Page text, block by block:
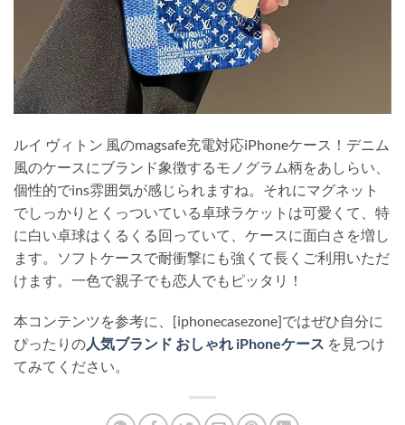
ルイ ヴィトン 風のmagsafe充電対応iPhoneケース！デニム
風のケースにブランド象徴するモノグラム柄をあしらい、
個性的でins雰囲気が感じられますね。それにマグネット
でしっかりとくっついている卓球ラケットは可愛くて、特
に白い卓球はくるくる回っていて、ケースに面白さを増し
ます。ソフトケースで耐衝撃にも強くて長くご利用いただ
けます。一色で親子でも恋人でもピッタリ！
本コンテンツを参考に、[iphonecasezone]ではぜひ自分に
ぴったりの人気ブランド おしゃれ iPhoneケース を見つけ
てみてください。